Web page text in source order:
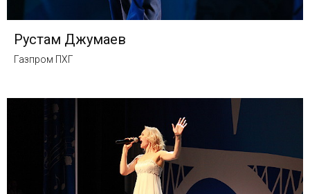
Рустам Джумаев
Газпром ПХГ